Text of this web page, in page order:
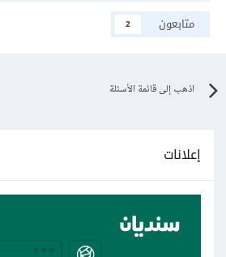
متابعون
2
اذهب إلى قائمة الأسئلة
إعلانات